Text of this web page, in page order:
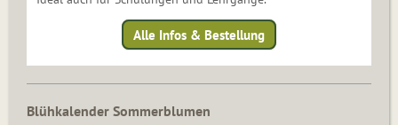
Alle Infos & Bestellung
Blühkalender Sommerblumen